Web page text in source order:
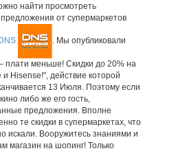
найти просмотреть
от супермаркетов
. Мы опубликовали
плати меньше! Скидки до 20% на
Hisense!", действие которой
13 Июля. Поэтому если
либо же его гость,
предложения. Вполне
те скидки в супермаркетах, что
искали. Вооружитесь знаниями и
магазин на шопинг! Только